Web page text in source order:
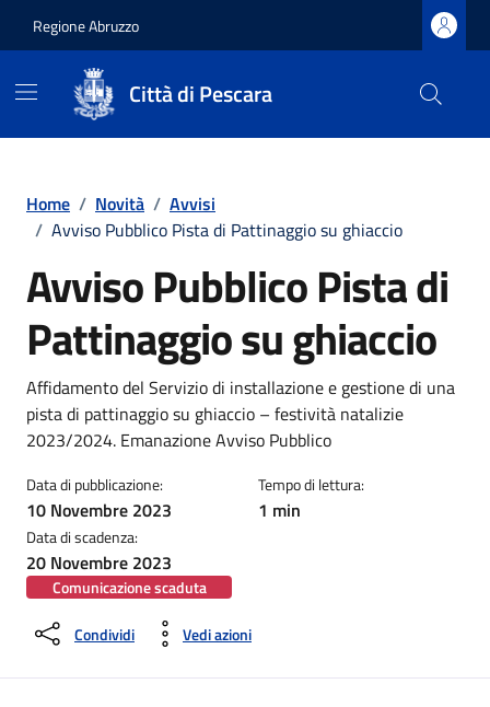
Regione Abruzzo
Città di Pescara
Home / Novità / Avvisi
/ Avviso Pubblico Pista di Pattinaggio su ghiaccio
Avviso Pubblico Pista di
Pattinaggio su ghiaccio
Dettagli della notizia
Affidamento del Servizio di installazione e gestione di una
pista di pattinaggio su ghiaccio – festività natalizie
2023/2024. Emanazione Avviso Pubblico
Data di pubblicazione:
10 Novembre 2023
Data di scadenza:
20 Novembre 2023
Comunicazione scaduta
Tempo di lettura:
1 min
Condividi Vedi azioni